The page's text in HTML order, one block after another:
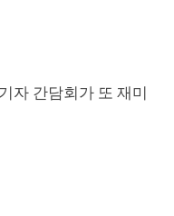
자 간담회가 또 재미